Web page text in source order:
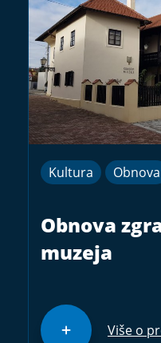
Kultura Obnova
Obnova
muzeja
Više o